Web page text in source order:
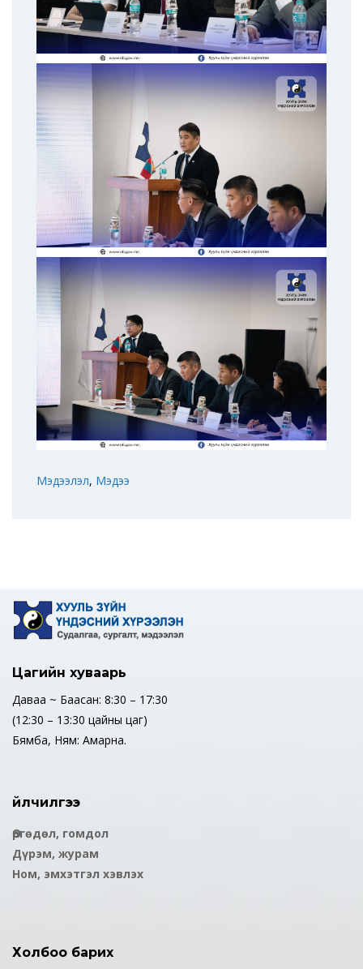
Мэдээлэл, Мэдээ
Цагийн хуваарь
Даваа ~ Баасан: 8:30 – 17:30
(12:30 – 13:30 цайны цаг)
Бямба, Ням: Амарна.
Үйлчилгээ
Өргөдөл, гомдол
Дүрэм, журам
Ном, эмхэтгэл хэвлэх
Холбоо барих